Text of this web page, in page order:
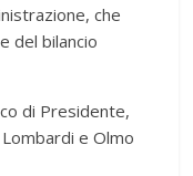
che
del bilancio
di Presidente,
e Olmo